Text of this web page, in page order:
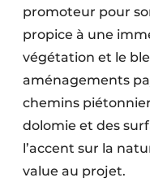
promoteur pour
propice à une
végétation et le
aménagements
chemins
dolomie et des
l’accent sur la
value au projet.